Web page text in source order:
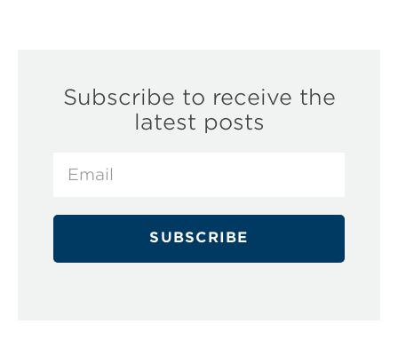
Subscribe to receive the
latest posts